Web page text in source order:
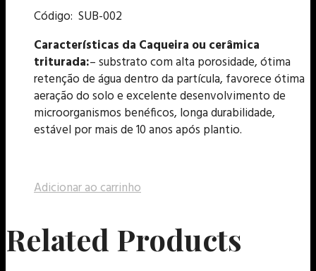
Código: SUB-002
Características da Caqueira ou cerâmica
triturada:– substrato com alta porosidade, ótima
retenção de água dentro da partícula, favorece ótima
aeração do solo e excelente desenvolvimento de
microorganismos benéficos, longa durabilidade,
estável por mais de 10 anos após plantio.
Adicionar ao carrinho
Related Products